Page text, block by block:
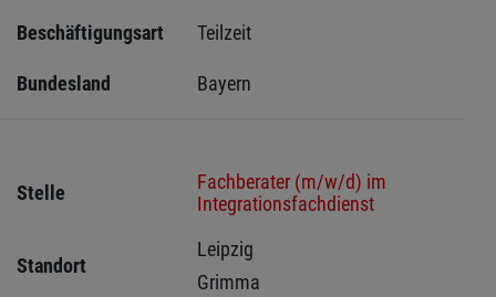
Beschäftigungsart Teilzeit
Bundesland Bayern
Stelle
Fachberater (m/w/d) im
Integrationsfachdienst
Standort
Leipzig
Grimma